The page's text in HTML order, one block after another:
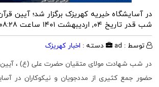
در آسایشگاه خیریه کهریزک برگزار شد؛ آیین
شب قدرتاریخ ۰۴, اردیبهشت ۱۴۰۱ ساعت ۰۸:۲۸
توسط : ad دسته : اخبار کهریزک
در شب شهادت مولای متقیان حضرت علی (ع) ، آیین
حضور جمع کثیری از مددجویان و نیکوکاران در